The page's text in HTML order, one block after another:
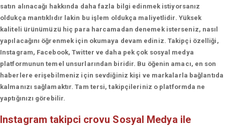
satın alınacağı hakkında daha fazla bilgi edinmek istiyorsanız
oldukça mantıklıdır lakin bu işlem oldukça maliyetlidir. Yüksek
kaliteli ürünümüzü hiç para harcamadan denemek isterseniz, nasıl
yapılacağını öğrenmek için okumaya devam ediniz. Takipçi özelliği,
Instagram, Facebook, Twitter ve daha pek çok sosyal medya
platformunun temel unsurlarından biridir. Bu öğenin amacı, en son
haberlere erişebilmeniz için sevdiğiniz kişi ve markalarla bağlantıda
kalmanızı sağlamaktır. Tam tersi, takipçileriniz o platformda ne
yaptığınızı görebilir.
Instagram takipci crovu Sosyal Medya ile